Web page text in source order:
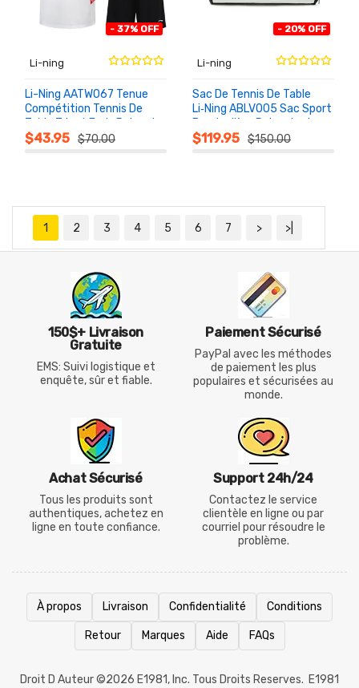
- 37% OFF
Li-ning
Li-Ning AATW067 Tenue
Compétition Tennis De
Table Tricot Frais Polyester
$43.95 $70.00
AU
PANIER
- 20% OFF
Li-ning
Sac De Tennis De Table
Li‑Ning ABLV005 Sac Sport
Bandoulière Polyvalent
Pour Entraîneur
$119.95 $150.00
AU
PANIER
1 2 3 4 5 6 7 > >|
150$+ Livraison
Gratuite
EMS: Suivi logistique et
enquête, sûr et fiable.
Paiement Sécurisé
PayPal avec les méthodes
de paiement les plus
populaires et sécurisées au
monde.
Achat Sécurisé
Tous les produits sont
authentiques, achetez en
ligne en toute confiance.
Support 24h/24
Contactez le service
clientèle en ligne ou par
courriel pour résoudre le
problème.
À propos Livraison Confidentialité Conditions
Retour Marques Aide FAQs
Droit D Auteur ©2026 E1981, Inc. Tous Droits Reserves. E1981